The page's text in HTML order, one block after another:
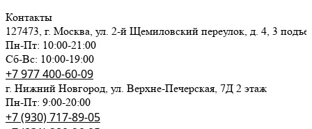
Контакты
127473, г. Москва, ул. 2-й Щемиловский переулок, д. 4, 3
Пн-Пт: 10:00-21:00
Сб-Вс: 10:00-19:00
+7 977 400-60-09
г. Нижний Новгород, ул. Верхне-Печерская, 7Д 2 этаж
Пн-Пт: 9:00-20:00
+7 (930) 717-89-05